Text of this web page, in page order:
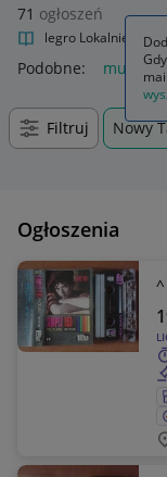
71 ogłoszeń
Allegro Lokalnie
Podobne: muzyka
Filtruj Nowy
Ogłoszenia
^